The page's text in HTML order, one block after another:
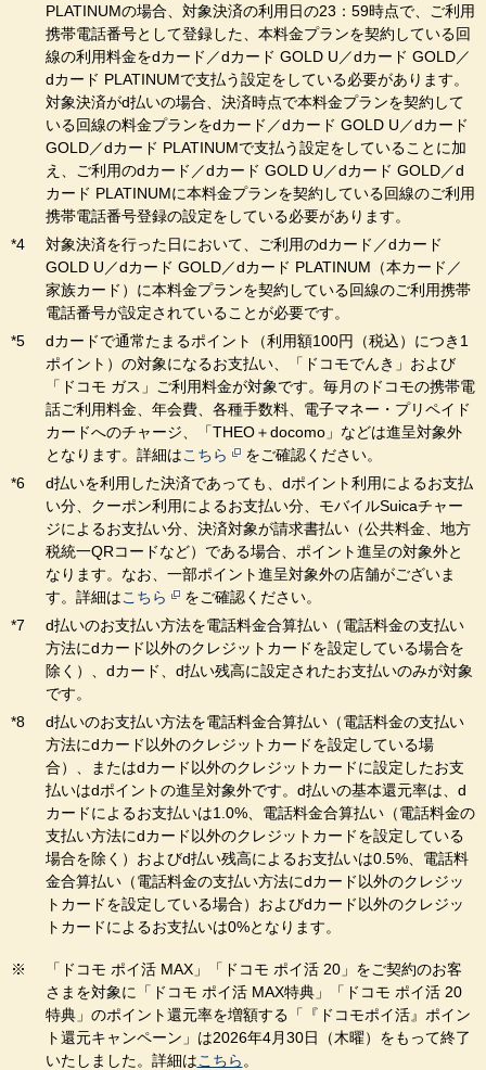
PLATINUMの場合、対象決済の利用日の23：59時点で、ご利用
携帯電話番号として登録した、本料金プランを契約している回
線の利用料金をdカード／dカード GOLD U／dカード GOLD／
dカード PLATINUMで支払う設定をしている必要があります。
対象決済がd払いの場合、決済時点で本料金プランを契約して
いる回線の料金プランをdカード／dカード GOLD U／dカード
GOLD／dカード PLATINUMで支払う設定をしていることに加
え、ご利用のdカード／dカード GOLD U／dカード GOLD／d
カード PLATINUMに本料金プランを契約している回線のご利用
携帯電話番号登録の設定をしている必要があります。
対象決済を行った日において、ご利用のdカード／dカード
GOLD U／dカード GOLD／dカード PLATINUM（本カード／
家族カード）に本料金プランを契約している回線のご利用携帯
電話番号が設定されていることが必要です。
dカードで通常たまるポイント（利用額100円（税込）につき1
ポイント）の対象になるお支払い、「ドコモでんき」および
「ドコモ ガス」ご利用料金が対象です。毎月のドコモの携帯電
話ご利用料金、年会費、各種手数料、電子マネー・プリペイド
カードへのチャージ、「THEO＋docomo」などは進呈対象外
となります。詳細はこちら
をご確認ください。
d払いを利用した決済であっても、dポイント利用によるお支払
い分、クーポン利用によるお支払い分、モバイルSuicaチャー
ジによるお支払い分、決済対象が請求書払い（公共料金、地方
税統一QRコードなど）である場合、ポイント進呈の対象外と
なります。なお、一部ポイント進呈対象外の店舗がございま
す。詳細はこちら
をご確認ください。
d払いのお支払い方法を電話料金合算払い（電話料金の支払い
方法にdカード以外のクレジットカードを設定している場合を
除く）、dカード、d払い残高に設定されたお支払いのみが対象
です。
d払いのお支払い方法を電話料金合算払い（電話料金の支払い
方法にdカード以外のクレジットカードを設定している場
合）、またはdカード以外のクレジットカードに設定したお支
払いはdポイントの進呈対象外です。d払いの基本還元率は、d
カードによるお支払いは1.0%、電話料金合算払い（電話料金の
支払い方法にdカード以外のクレジットカードを設定している
場合を除く）およびd払い残高によるお支払いは0.5%、電話料
金合算払い（電話料金の支払い方法にdカード以外のクレジッ
トカードを設定している場合）およびdカード以外のクレジッ
トカードによるお支払いは0%となります。
「ドコモ ポイ活 MAX」「ドコモ ポイ活 20」をご契約のお客
さまを対象に「ドコモ ポイ活 MAX特典」「ドコモ ポイ活 20
特典」のポイント還元率を増額する「『ドコモポイ活』ポイン
ト還元キャンペーン」は2026年4月30日（木曜）をもって終了
いたしました。詳細はこちら 。